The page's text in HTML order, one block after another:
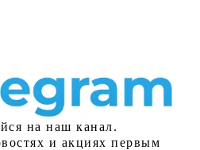
на наш канал.
и акциях первым